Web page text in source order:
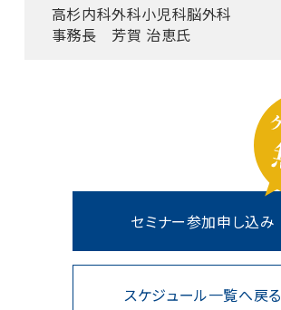
高杉内科外科小児科脳外科
事務長 芳賀 治恵氏
スケジュール一覧へ戻る
セミナー参加申し込み